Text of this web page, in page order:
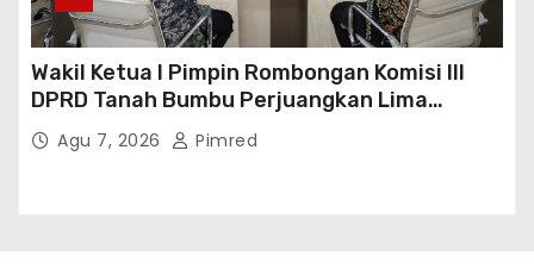
Wakil Ketua I Pimpin Rombongan Komisi III
DPRD Tanah Bumbu Perjuangkan Lima
Infrastruktur Strategis
Agu 7, 2026 Pimred